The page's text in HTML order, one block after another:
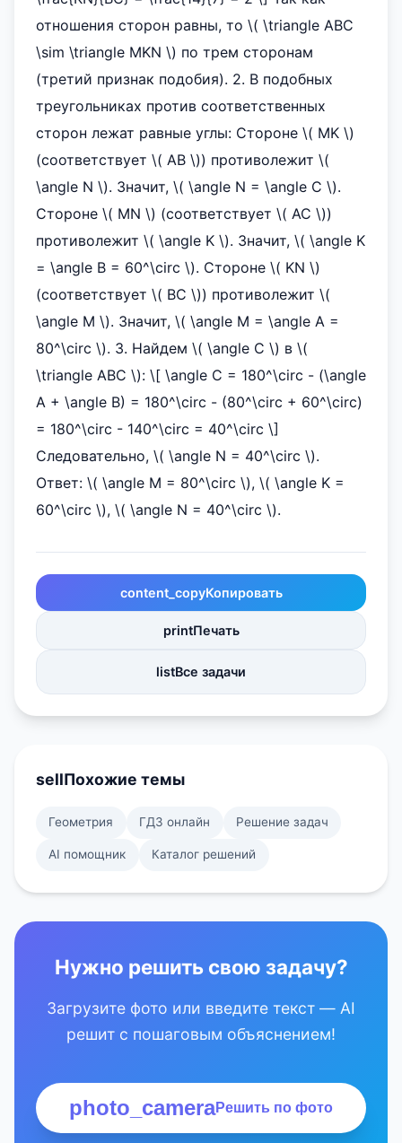
отношения сторон равны, то \( \triangle ABC
\sim \triangle MKN \) по трем сторонам
(третий признак подобия). 2. В подобных
треугольниках против соответственных
сторон лежат равные углы: Стороне \( MK \)
(соответствует \( AB \)) противолежит \(
\angle N \). Значит, \( \angle N = \angle C \).
Стороне \( MN \) (соответствует \( AC \))
противолежит \( \angle K \). Значит, \( \angle K
= \angle B = 60^\circ \). Стороне \( KN \)
(соответствует \( BC \)) противолежит \(
\angle M \). Значит, \( \angle M = \angle A =
80^\circ \). 3. Найдем \( \angle C \) в \(
\triangle ABC \): \[ \angle C = 180^\circ - (\angle
A + \angle B) = 180^\circ - (80^\circ + 60^\circ)
= 180^\circ - 140^\circ = 40^\circ \]
Следовательно, \( \angle N = 40^\circ \).
Ответ: \( \angle M = 80^\circ \), \( \angle K =
60^\circ \), \( \angle N = 40^\circ \).
content_copyКопировать
printПечать
listВсе задачи
sellПохожие темы
Геометрия ГДЗ онлайн Решение задач
AI помощник Каталог решений
Нужно решить свою задачу?
Загрузите фото или введите текст — AI
решит с пошаговым объяснением!
photo_cameraРешить по фото